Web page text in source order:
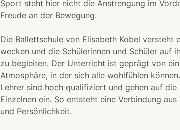
Sport steht hier nicht die Anstrengung im
Freude an der Bewegung.
Die Ballettschule von Elisabeth Kobel versteht
wecken und die Schülerinnen und Schüler auf
zu begleiten. Der Unterricht ist geprägt von
Atmosphäre, in der sich alle wohlfühlen
Lehrer sind hoch qualifiziert und gehen auf die
Einzelnen ein. So entsteht eine Verbindung
und Persönlichkeit.